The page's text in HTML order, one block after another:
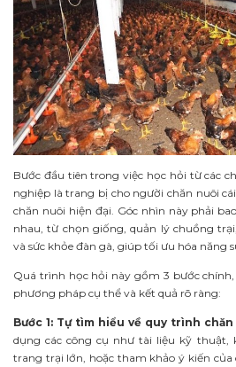
Bước đầu tiên trong việc học hỏi từ các
nghiệp là trang bị cho người chăn nuôi
chăn nuôi hiện đại. Góc nhìn này phải
nhau, từ chọn giống, quản lý chuồng
và sức khỏe đàn gà, giúp tối ưu hóa năng
Quá trình học hỏi này gồm 3 bước
phương pháp cụ thể và kết quả rõ ràng:
Bước 1: Tự tìm hiểu về quy trình
dụng các công cụ như tài liệu kỹ
trang trại lớn, hoặc tham khảo ý kiến của